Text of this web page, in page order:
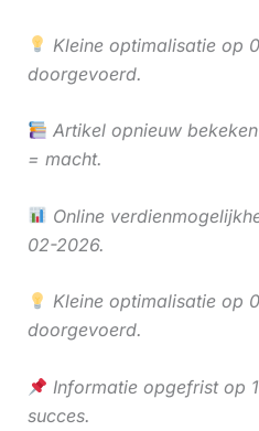
Kleine optimalisatie op
doorgevoerd.
Artikel opnieuw
= macht.
Online
02-2026.
Kleine optimalisatie op
doorgevoerd.
Informatie opgefrist op
succes.